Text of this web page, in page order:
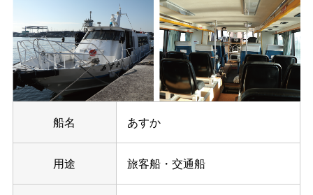
船名 あすか
用途 旅客船・交通船